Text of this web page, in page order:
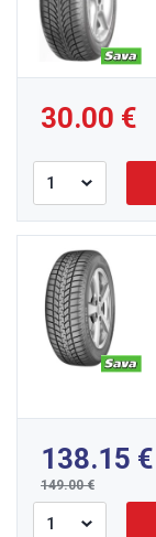
30.00
138.15
149.00